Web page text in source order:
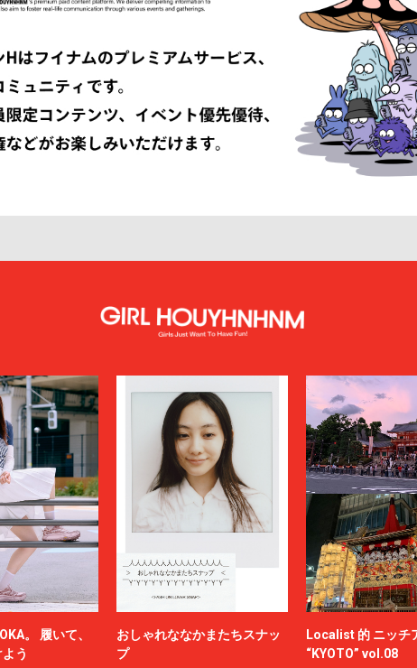
。 履いて、
う
おしゃれななかまたちスナッ
プ
Localist 的 ニッチ
“KYOTO” vol.08